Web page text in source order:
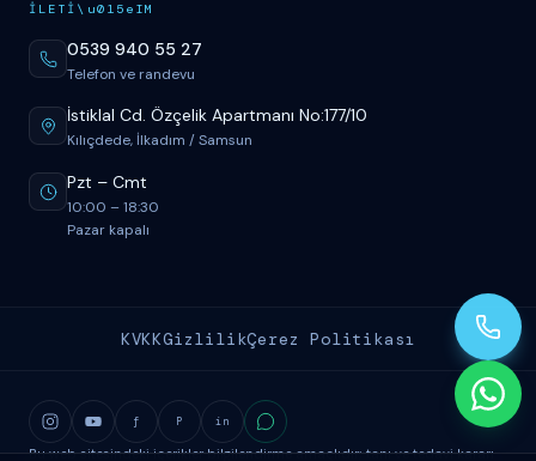
İ LET İ \u015eIM
0539 940 55 27
Telefon ve randevu
İstiklal Cd. Özçelik Apartmanı No:177/10
Kılıçdede, İlkadım / Samsun
Pzt – Cmt
10:00 – 18:30
Pazar kapalı
KVKKGizlilikÇerez Politikası
f P in
Bu web sitesindeki içerikler bilgilendirme amaçlıdır; tanı ve tedavi kararı